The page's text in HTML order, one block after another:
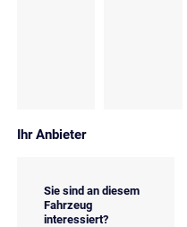
Ihr Anbieter
Sie sind an diesem
Fahrzeug
interessiert?